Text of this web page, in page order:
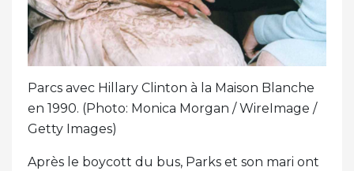
Parcs avec Hillary Clinton à la Maison Blanche
en 1990. (Photo: Monica Morgan / WireImage /
Getty Images)
Après le boycott du bus, Parks et son mari ont